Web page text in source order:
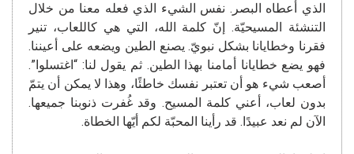
الذي أعطاه البصر. نفس الشيء الذي فعله معنا من خلال
التنشئة المسيحيّة. إنّ كلمة الله، التي هي كاللعاب، تنير
فقرنا وخطايانا بشكل نبويّ. يصنع الطين ويضعه على أعيننا.
فهو يضع خطايانا أمامنا بهذا الطين. ثم يقول لنا: “اغتسلوا”.
أصعب شيء هو أن تعتبر نفسك خاطئًا، وهذا لا يمكن أن يتمّ
بدون لعاب، أعني كلمة المسيح. وقد غُفرت ذنوبنا جميعها.
الآن لم نعد عبيدًا. قد رأينا المحبّة لكم أيّها الخطاة.